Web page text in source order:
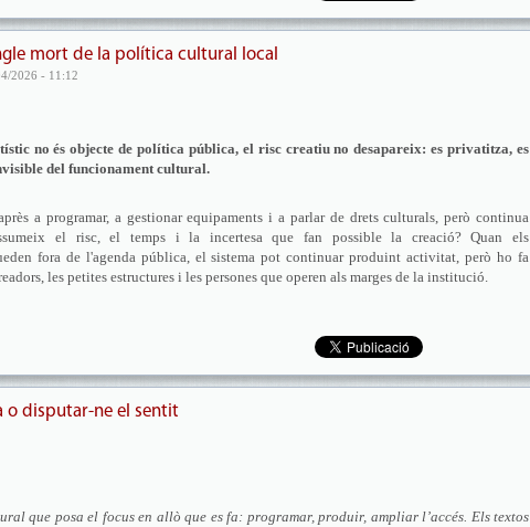
mort de la política cultural local
2026 - 11:12
no és objecte de política pública, el risc creatiu no desapareix: es privatitza, es
del funcionament cultural.
a programar, a gestionar equipaments i a parlar de drets culturals, però continua
el risc, el temps i la incertesa que fan possible la creació? Quan els
fora de l'agenda pública, el sistema pot continuar produint activitat, però ho fa
les petites estructures i les persones que operen als marges de la institució.
o disputar-ne el sentit
que posa el focus en allò que es fa: programar, produir, ampliar l’accés. Els textos